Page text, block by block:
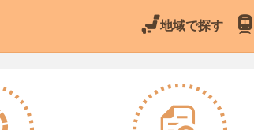
地域で探す